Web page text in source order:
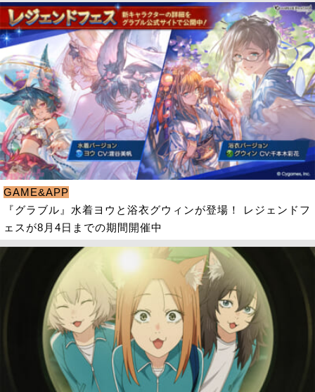
GAME&APP
『グラブル』水着ヨウと浴衣グウィンが登場！ レジェンドフ
ェスが8月4日までの期間開催中